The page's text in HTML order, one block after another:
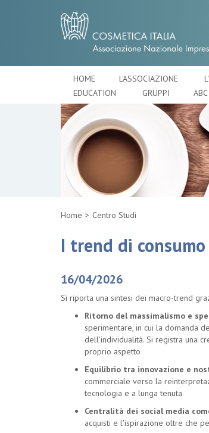
HOME L'ASSOCIAZIONE
EDUCATION
GRUPPI
Home Centro Studi
I trend di
16/04/2026
Si riporta una sintesi dei macro-trend
Ritorno del massimalismo e
sperimentare, in cui la domanda
dell'individualità. Si registra una
proprio aspetto
Equilibrio tra innovazione e
commerciale verso la
tecnologia e a lunga tenuta
Centralità dei social media
acquisti e l'ispirazione oltre che